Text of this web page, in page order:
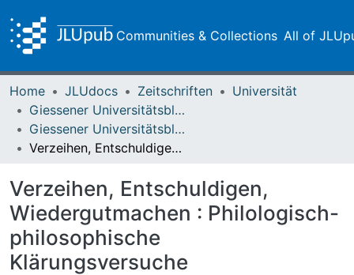
Communities & Collections All of
Home JLUdocs Zeitschriften
Universität
Giessener Universitätsblätter
Giessener Universitätsblätter 11 (1978) Heft 1
Verzeihen, Entschuldigen, Wiedergutmachen : Philologisch-philosophische Klärungsversuche
Verzeihen, Entschuldigen,
Wiedergutmachen : Philologisch-
philosophische
Klärungsversuche